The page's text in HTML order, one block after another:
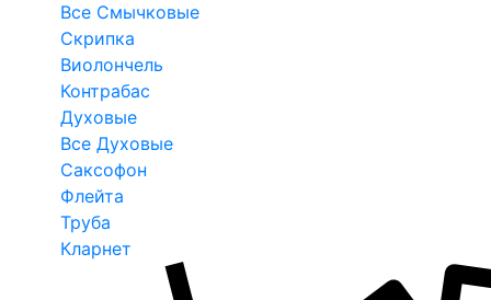
Все Смычковые
Скрипка
Виолончель
Контрабас
Духовые
Все Духовые
Саксофон
Флейта
Труба
Кларнет